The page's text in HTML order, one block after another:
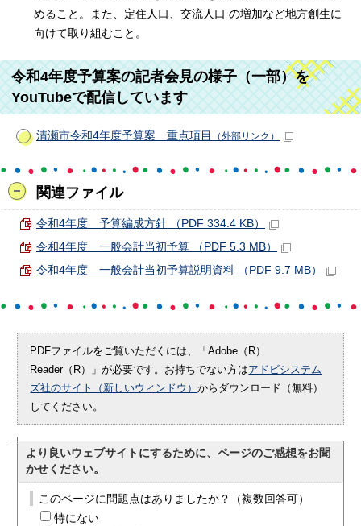
めること。また、定住人口、交流人口 の増加など地方創生に
向けて取り組むこと。
令和4年度予算案の記者会見の様子（一部）を
YouTubeで配信しています
清瀬市令和4年度予算案 重点項目 （外部リンク）
関連ファイル
令和4年度 予算編成方針 （PDF 334.4 KB）
令和4年度 一般会計当初予算 （PDF 5.3 MB）
令和4年度 一般会計当初予算説明資料 （PDF 9.7 MB）
PDFファイルをご覧いただくには、「Adobe（R）
Reader（R）」が必要です。お持ちでない方はアドビシステム
ズ社のサイト（新しいウィンドウ）からダウンロード（無料）
してください。
より良いウェブサイトにするために、ページのご感想をお聞
かせください。
このページに問題点はありましたか？（複数回答可）
特にない